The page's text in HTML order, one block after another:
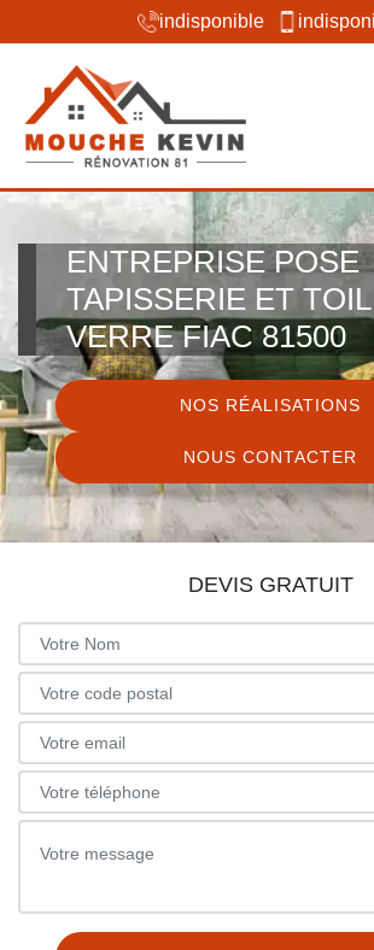
indisponible
ENTREPRISE POSE
TAPISSERIE ET
VERRE FIAC 81500
NOS RÉALISATIONS
NOUS CONTACTER
DEVIS GRATUIT